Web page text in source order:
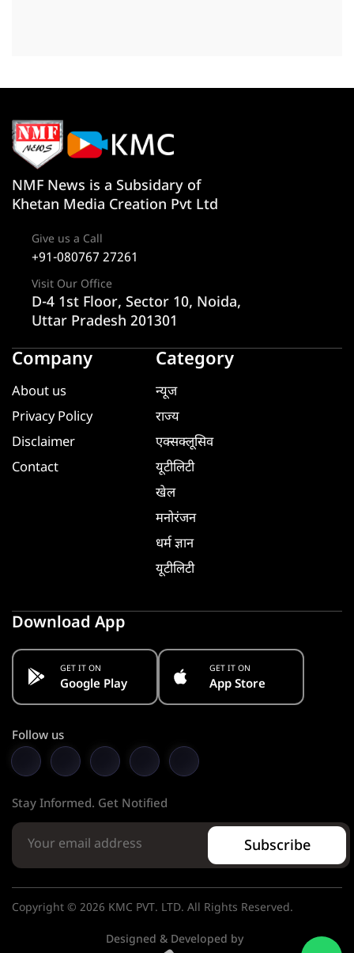
NMF News is a Subsidary of
Khetan Media Creation Pvt Ltd
Give us a Call
+91-080767 27261
Visit Our Office
D-4 1st Floor, Sector 10, Noida,
Uttar Pradesh 201301
Company
About us
Privacy Policy
Disclaimer
Contact
Category
न्यूज
राज्य
एक्सक्लूसिव
यूटीलिटी
खेल
मनोरंजन
धर्म ज्ञान
यूटीलिटी
Download App
GET IT ON
Google Play
GET IT ON
App Store
Follow us
Stay Informed. Get Notified
Subscribe
Copyright © 2026 KMC PVT. LTD. All Rights Reserved.
Designed & Developed by